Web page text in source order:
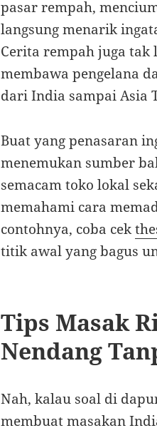
pasar rempah,
langsung menarik
Cerita rempah juga tak
membawa pengelana
dari India sampai Asia
Buat yang penasaran
menemukan sumber
semacam toko lokal
memahami cara
contohnya, coba cek
titik awal yang bagus
Tips Masak
Nendang
Nah, kalau soal di
membuat masakan